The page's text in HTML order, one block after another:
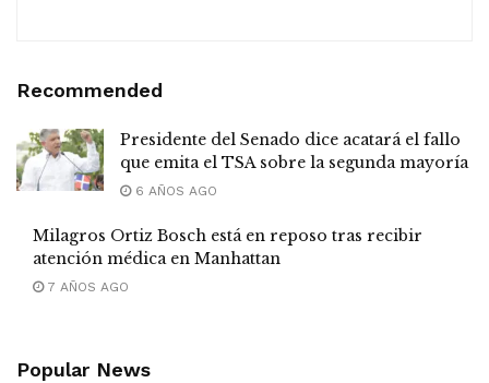
Recommended
Presidente del Senado dice acatará el fallo
que emita el TSA sobre la segunda mayoría
6 AÑOS AGO
Milagros Ortiz Bosch está en reposo tras recibir
atención médica en Manhattan
7 AÑOS AGO
Popular News